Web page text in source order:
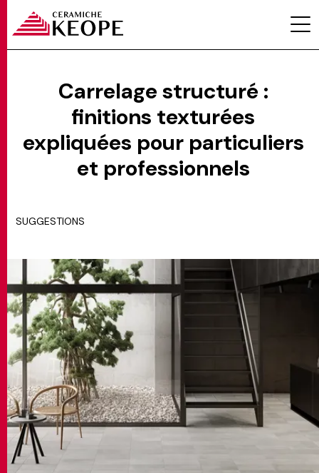
PROJETS
CONTACTS
MATCH APP
RECHERCHE
Carrelage structuré :
finitions texturées
expliquées pour particuliers
et professionnels
SUGGESTIONS